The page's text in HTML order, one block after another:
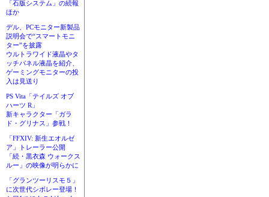
「石版システム」の続報
ほか
デル、PCモニター新製品
説明会で“スマートモニ
ター”を披露
ウルトラワイド液晶やタ
ッチパネル液晶を紹介、
ゲーミングモニターの投
入は見送り
PS Vita「テイルズ オブ
ハーツ R」
新キャラクター「ガラ
ド・グリナス」参戦！
「FFXIV: 新生エオルゼ
ア」トレーラー公開
「続・黒衣森 ウォークス
ルー」の映像が明らかに
「グランツーリスモ５」
に次世代シボレー登場！